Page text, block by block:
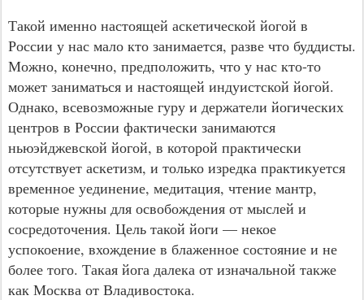
Такой именно настоящей аскетической йогой в
России у нас мало кто занимается, разве что буддисты.
Можно, конечно, предположить, что у нас кто-то
может заниматься и настоящей индуистской йогой.
Однако, всевозможные гуру и держатели йогических
центров в России фактически занимаются
ньюэйджевской йогой, в которой практически
отсутствует аскетизм, и только изредка практикуется
временное уединение, медитация, чтение мантр,
которые нужны для освобождения от мыслей и
сосредоточения. Цель такой йоги — некое
успокоение, вхождение в блаженное состояние и не
более того. Такая йога далека от изначальной также
как Москва от Владивостока.